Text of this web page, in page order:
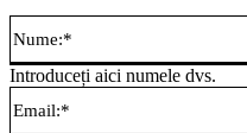
Introduceți aici numele dvs.